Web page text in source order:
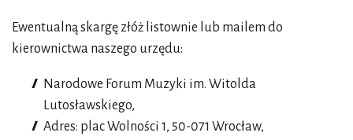
Ewentualną skargę złóż listownie lub mailem do
kierownictwa naszego urzędu:
Narodowe Forum Muzyki im. Witolda
Lutosławskiego,
Adres: plac Wolności 1, 50-071 Wrocław,